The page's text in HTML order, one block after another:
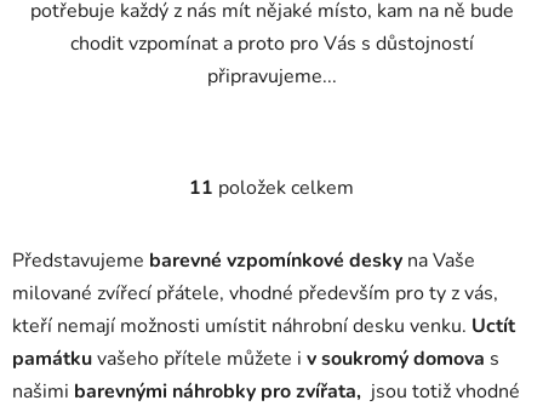
potřebuje každý z nás mít nějaké místo, kam na ně bude
chodit vzpomínat a proto pro Vás s důstojností
připravujeme...
O
l
á
d
a
c
í
11 položek celkem
Představujeme barevné vzpomínkové desky na Vaše
milované zvířecí přátele, vhodné především pro ty z vás,
kteří nemají možnosti umístit náhrobní desku venku. Uctít
památkuvašeho přítele můžete i v soukromý domova s
našimi barevnými náhrobky pro zvířata, jsou totiž vhodné